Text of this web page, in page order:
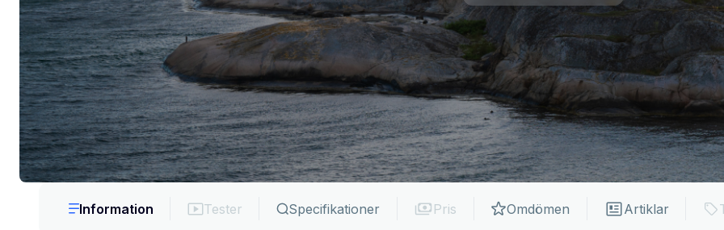
Information Tester Specifikationer Pris Omdömen Artiklar